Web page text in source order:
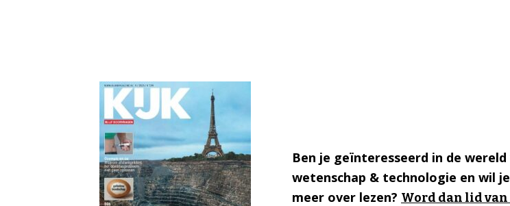
Ben je geïnteresseerd in de wereld
wetenschap & technologie en wil
meer over lezen? Word dan lid van